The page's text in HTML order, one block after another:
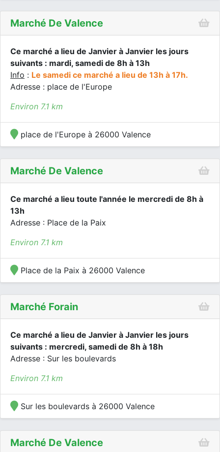
Marché De Valence
Ce marché a lieu de Janvier à Janvier les jours
suivants : mardi, samedi de 8h à 13h
Info : Le samedi ce marché a lieu de 13h à 17h.
Adresse : place de l'Europe
Environ 7.1 km
place de l'Europe à 26000 Valence
Marché De Valence
Ce marché a lieu toute l'année le mercredi de 8h à
13h
Adresse : Place de la Paix
Environ 7.1 km
Place de la Paix à 26000 Valence
Marché Forain
Ce marché a lieu de Janvier à Janvier les jours
suivants : mercredi, samedi de 8h à 18h
Adresse : Sur les boulevards
Environ 7.1 km
Sur les boulevards à 26000 Valence
Marché De Valence